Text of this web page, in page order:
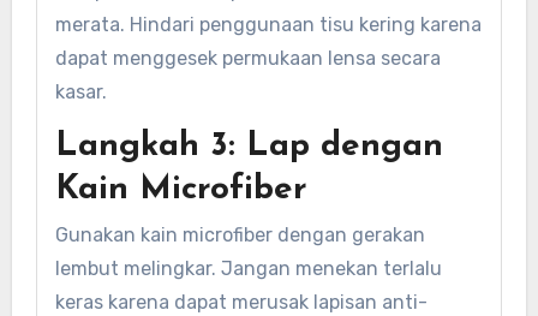
merata. Hindari penggunaan tisu kering karena
dapat menggesek permukaan lensa secara
kasar.
Langkah 3: Lap dengan
Kain Microfiber
Gunakan kain microfiber dengan gerakan
lembut melingkar. Jangan menekan terlalu
keras karena dapat merusak lapisan anti-